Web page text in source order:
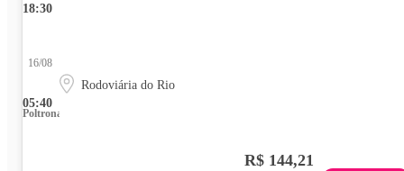
18:30
05:40
16/08
Rodoviária do Rio
Poltrona
R$ 144,21